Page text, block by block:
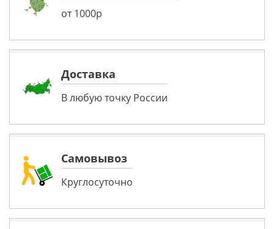
от 1000р
Доставка
В любую точку России
Самовывоз
Круглосуточно